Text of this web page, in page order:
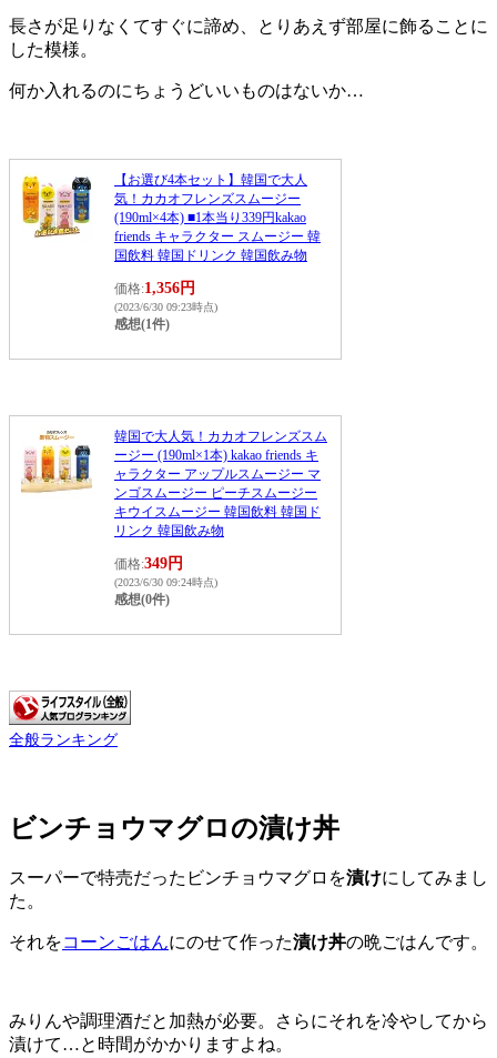
長さが足りなくてすぐに諦め、とりあえず部屋に飾ることに
した模様。
何か入れるのにちょうどいいものはないか…
【お選び4本セット】韓国で大人
気！カカオフレンズスムージー
(190ml×4本) ■1本当り339円kakao
friends キャラクター スムージー 韓
国飲料 韓国ドリンク 韓国飲み物
価格:1,356円
(2023/6/30 09:23時点)
感想(1件)
韓国で大人気！カカオフレンズスム
ージー (190ml×1本) kakao friends キ
ャラクター アップルスムージー マ
ンゴスムージー ピーチスムージー
キウイスムージー 韓国飲料 韓国ド
リンク 韓国飲み物
価格:349円
(2023/6/30 09:24時点)
感想(0件)
全般ランキング
ビンチョウマグロの漬け丼
スーパーで特売だったビンチョウマグロを漬けにしてみまし
た。
それをコーンごはんにのせて作った漬け丼の晩ごはんです。
みりんや調理酒だと加熱が必要。さらにそれを冷やしてから
漬けて…と時間がかかりますよね。